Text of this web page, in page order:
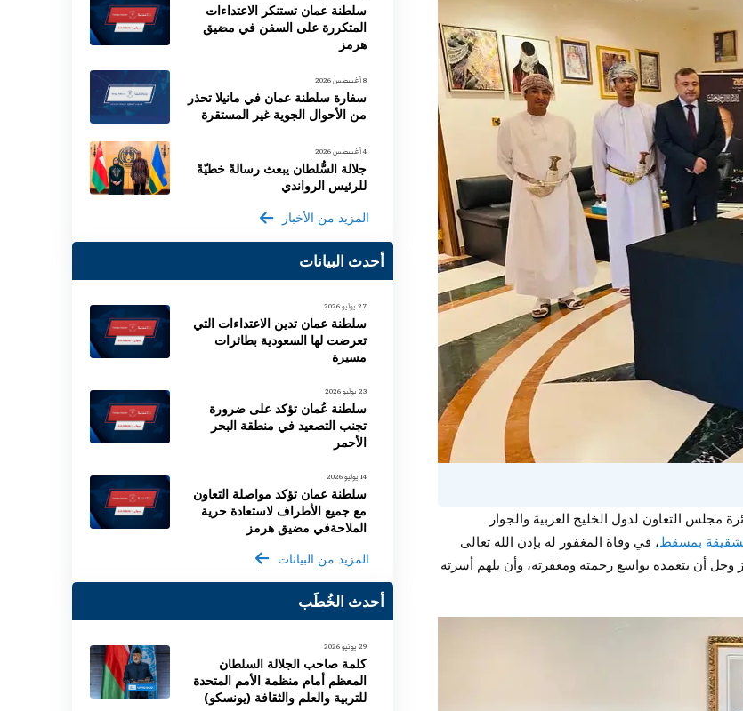
التعاون لدول الخليج العربية والجوار
بمسقط، في وفاة المغفور له بإذن الله تعالى
وجل أن يتغمده بواسع رحمته ومغفرته، وأن يلهم أسرته
سلطنة عمان تستنكر الاعتداءات
المتكررة على السفن في مضيق
هرمز
8 أغسطس 2026
سفارة سلطنة عمان في مانيلا تحذر
من الأحوال الجوية غير المستقرة
4 أغسطس 2026
جلالة السُّلطان يبعث رسالةً خطيّةً
للرئيس الرواندي
المزيد من الأخبار
أحدث البيانات
27 يوليو 2026
سلطنة عمان تدين الاعتداءات التي
تعرضت لها السعودية بطائرات
مسيرة
23 يوليو 2026
سلطنة عُمان تؤكد على ضرورة
تجنب التصعيد في منطقة البحر
الأحمر
14 يوليو 2026
سلطنة عمان تؤكد مواصلة التعاون
مع جميع الأطراف لاستعادة حرية
الملاحةفي مضيق هرمز
المزيد من البيانات
أحدث الخُطَب
29 يونيو 2026
كلمة صاحب الجلالة السلطان
المعظم أمام منظمة الأمم المتحدة
للتربية والعلم والثقافة (يونسكو)